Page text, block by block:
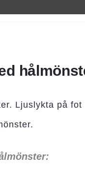
Ljuslykta på fot